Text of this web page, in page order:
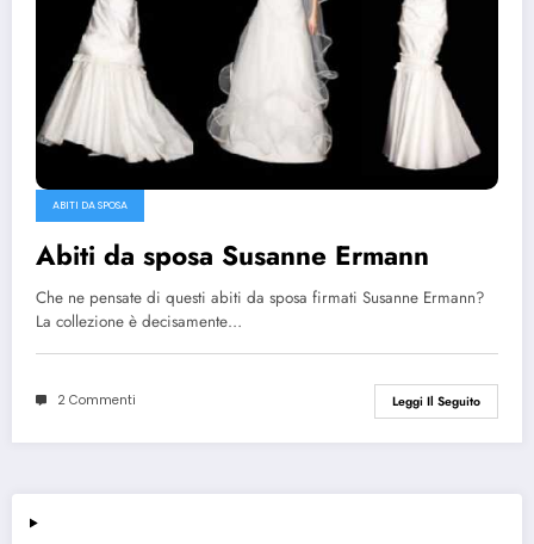
ABITI DA SPOSA
Abiti da sposa Susanne Ermann
Che ne pensate di questi abiti da sposa firmati Susanne Ermann?
La collezione è decisamente…
2 Commenti Leggi Il Seguito